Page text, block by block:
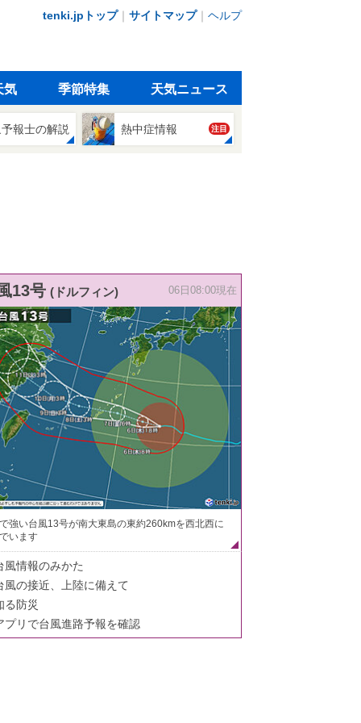
tenki.jpトップ｜ サイトマップ｜ ヘルプ
気 季節特集 天気ニュース
報士の解説 熱中症情報 注目
13号 (ドルフィン) 06日08:00現在
強い台風13号が南大東島の東約260kmを西北西に
います
風情報のみかた
風の接近、上陸に備えて
る防災
プリで台風進路予報を確認